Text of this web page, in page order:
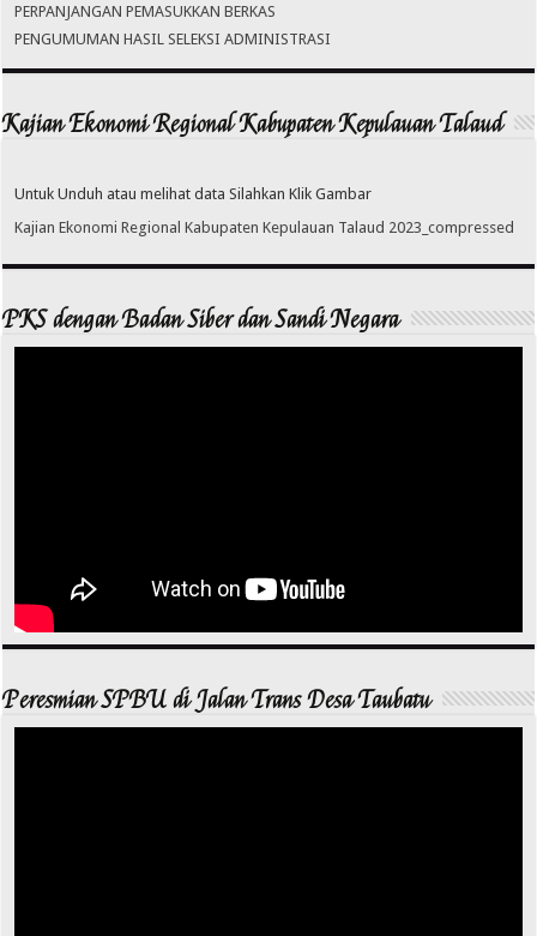
PERPANJANGAN PEMASUKKAN BERKAS
PENGUMUMAN HASIL SELEKSI ADMINISTRASI
Kajian Ekonomi Regional Kabupaten Kepulauan Talaud
Untuk Unduh atau melihat data Silahkan Klik Gambar
Kajian Ekonomi Regional Kabupaten Kepulauan Talaud 2023_compressed
PKS dengan Badan Siber dan Sandi Negara
Peresmian SPBU di Jalan Trans Desa Taubatu